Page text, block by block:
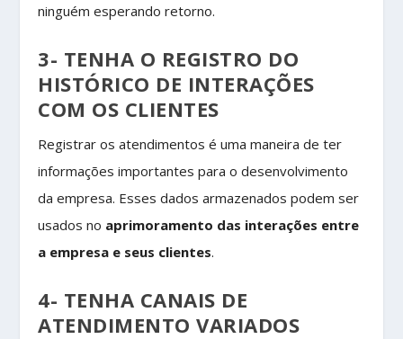
ninguém esperando retorno.
3- TENHA O REGISTRO DO
HISTÓRICO DE INTERAÇÕES
COM OS CLIENTES
Registrar os atendimentos é uma maneira de ter
informações importantes para o desenvolvimento
da empresa. Esses dados armazenados podem ser
usados no aprimoramento das interações entre
a empresa e seus clientes.
4- TENHA CANAIS DE
ATENDIMENTO VARIADOS